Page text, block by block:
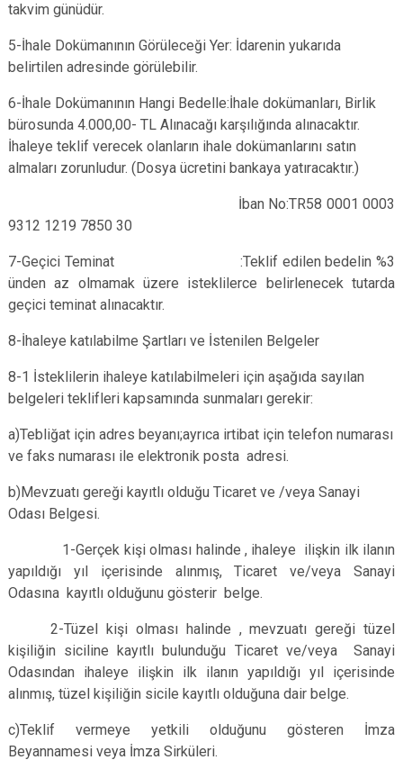
takvim günüdür.
5-İhale Dokümanının Görüleceği Yer: İdarenin yukarıda
belirtilen adresinde görülebilir.
6-İhale Dokümanının Hangi Bedelle:İhale dokümanları, Birlik
bürosunda 4.000,00- TL Alınacağı karşılığında alınacaktır.
İhaleye teklif verecek olanların ihale dokümanlarını satın
almaları zorunludur. (Dosya ücretini bankaya yatıracaktır.)
İban No:TR58 0001 0003
9312 1219 7850 30
7-Geçici Teminat :Teklif edilen bedelin %3
ünden az olmamak üzere isteklilerce belirlenecek tutarda
geçici teminat alınacaktır.
8-İhaleye katılabilme Şartları ve İstenilen Belgeler
8-1 İsteklilerin ihaleye katılabilmeleri için aşağıda sayılan
belgeleri teklifleri kapsamında sunmaları gerekir:
a)Tebliğat için adres beyanı;ayrıca irtibat için telefon numarası
ve faks numarası ile elektronik posta adresi.
b)Mevzuatı gereği kayıtlı olduğu Ticaret ve /veya Sanayi
Odası Belgesi.
1-Gerçek kişi olması halinde , ihaleye ilişkin ilk ilanın
yapıldığı yıl içerisinde alınmış, Ticaret ve/veya Sanayi
Odasına kayıtlı olduğunu gösterir belge.
2-Tüzel kişi olması halinde , mevzuatı gereği tüzel
kişiliğin siciline kayıtlı bulunduğu Ticaret ve/veya Sanayi
Odasından ihaleye ilişkin ilk ilanın yapıldığı yıl içerisinde
alınmış, tüzel kişiliğin sicile kayıtlı olduğuna dair belge.
c)Teklif vermeye yetkili olduğunu gösteren İmza
Beyannamesi veya İmza Sirküleri.